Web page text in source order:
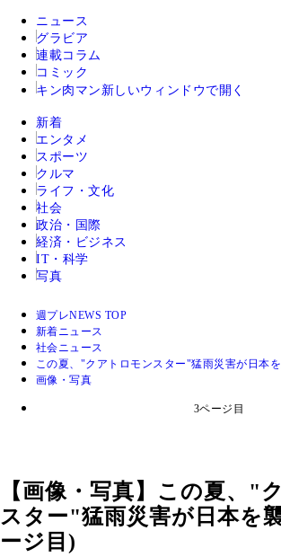
ニュース
グラビア
連載コラム
コミック
キン肉マン 新しいウィンドウで開く
新着
エンタメ
スポーツ
クルマ
ライフ・文化
社会
政治・国際
経済・ビジネス
IT・科学
写真
週プレNEWS TOP
新着ニュース
社会ニュース
この夏、"クアトロモンスター"猛雨災害が日本を
画像・写真
3ページ目
【画像・写真】この夏、"
スター"猛雨災害が日本を
ージ目)